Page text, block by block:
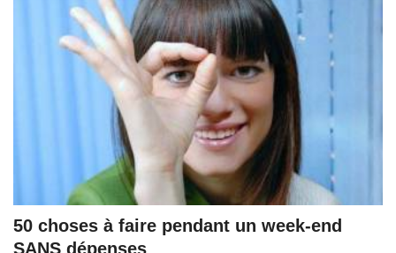
50 choses à faire pendant un week-end
SANS dépenses